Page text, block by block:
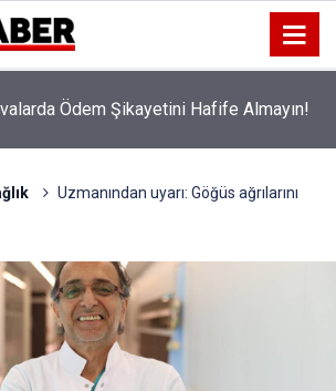
Ödem Şikayetini Hafife Almayın!
Uzmanından uyarı: Göğüs ağrılarını